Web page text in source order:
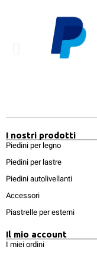
I nostri prodotti
Piedini per legno
Piedini per lastre
Piedini autolivellanti
Accessori
Piastrelle per esterni
Il mio account
I miei ordini